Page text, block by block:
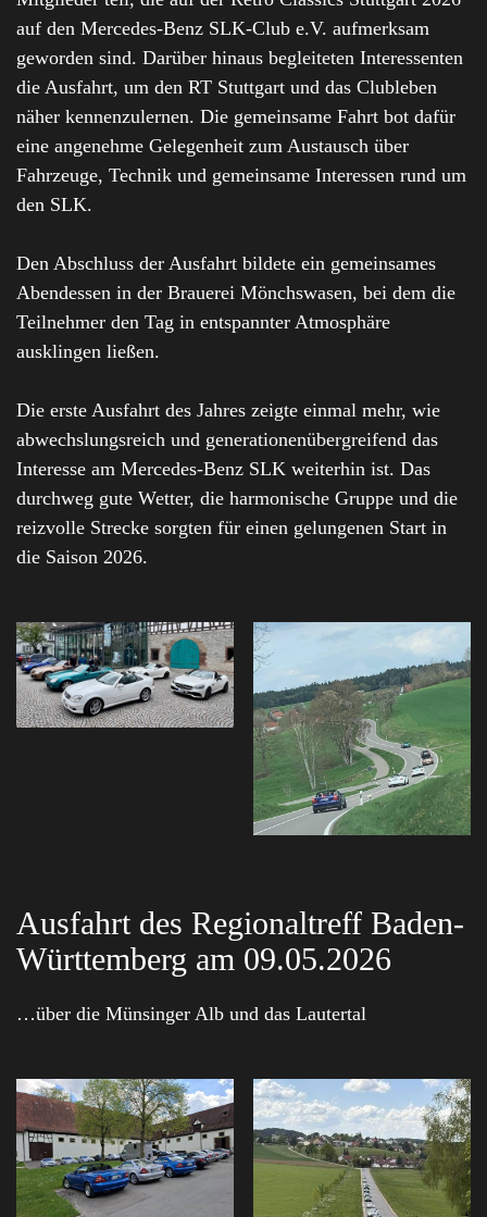
auf den Mercedes-Benz SLK-Club e.V. aufmerksam
geworden sind. Darüber hinaus begleiteten Interessenten
die Ausfahrt, um den RT Stuttgart und das Clubleben
näher kennenzulernen. Die gemeinsame Fahrt bot dafür
eine angenehme Gelegenheit zum Austausch über
Fahrzeuge, Technik und gemeinsame Interessen rund um
den SLK.
Den Abschluss der Ausfahrt bildete ein gemeinsames
Abendessen in der Brauerei Mönchswasen, bei dem die
Teilnehmer den Tag in entspannter Atmosphäre
ausklingen ließen.
Die erste Ausfahrt des Jahres zeigte einmal mehr, wie
abwechslungsreich und generationenübergreifend das
Interesse am Mercedes-Benz SLK weiterhin ist. Das
durchweg gute Wetter, die harmonische Gruppe und die
reizvolle Strecke sorgten für einen gelungenen Start in
die Saison 2026.
Ausfahrt des Regionaltreff Baden-
Württemberg am 09.05.2026
…über die Münsinger Alb und das Lautertal